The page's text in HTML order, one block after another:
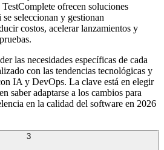
ofrecen soluciones
seleccionan y gestionan
costos, acelerar lanzamientos y
las necesidades específicas de cada
con las tendencias tecnológicas y
IA y DevOps. La clave está en elegir
saber adaptarse a los cambios para
en la calidad del software en 2026
3